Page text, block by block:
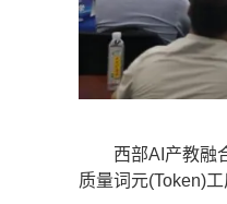
西部AI产教融合
质量词元(Token)